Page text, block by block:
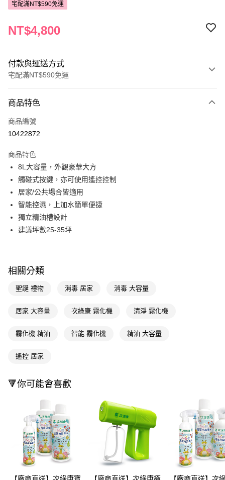
宅配滿NT$590免運
NT$4,800
付款與運送方式
宅配滿NT$590免運
POYA支付
信用卡一次付款
Apple Pay
街口支付
悠遊付
Google Pay
AFTEE先享後付是「在收到商品之後才付款」的支付方式。 讓您購物簡單
１．簡單：不需註冊會員、不需綁卡、不需儲值。
３．安心：先確認商品／服務後，再付款。
１．於結帳方式選擇「AFTEE先享後付」後，將跳轉至「AFTEE先享後付」
２．訂單成立數日內，您將收到繳費通知簡訊。
※ 請注意：結帳手續完成當下不需立刻繳費，但若您需要取消訂單，請聯絡
購買商品的店家。未經商家同意取消之訂單仍視為有效，需透過AFTEE先享
後付繳納相關費用。
※ 交易是否成功請以「AFTEE先享後付 」之結帳頁面顯示為準，若有關於
是否繳費成功／繳費後需取消欲退款等相關疑問，請聯繫「AFTEE先享後付
客戶支援中心」https://netprotections.freshdesk.com/support/home
【注意事項】
１．透過由恩沛科技股份有限公司提供之「AFTEE先享後付」服務完成之交
易，需依本服務之必要範圍內提供個人資料，並將交易相關給付款項請求債
運送方式
宅配(廠商直送🚚)
每筆NT$100，滿NT$590(含以上)免運費
每筆NT$300
商品特色
商品編號
10422872
商品特色
8L大容量，外觀豪華大方
觸碰式按鍵，亦可使用遙控控制
居家/公共場合皆適用
智能控濕，上加水簡單便捷
獨立精油槽設計
建議坪數25-35坪
相關分類
聖誕 禮物 消毒 居家 消毒 大容量
居家 大容量 次綠康 霧化機 清淨 霧化機
霧化機 精油 智能 霧化機 精油 大容量
遙控 居家
🔻你可能會喜歡
【廠商直送】次綠康寶
【廠商直送】次綠康極
【廠商直送】次